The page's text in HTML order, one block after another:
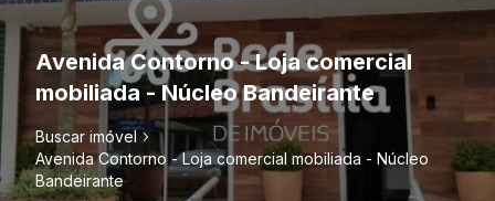
Avenida Contorno - Loja comercial
mobiliada - Núcleo Bandeirante
Buscar imóvel
Avenida Contorno - Loja comercial mobiliada - Núcleo
Bandeirante